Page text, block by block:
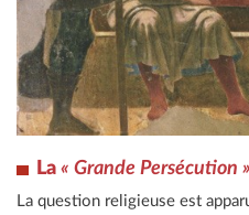
La « Grande Persécution »
La question religieuse est